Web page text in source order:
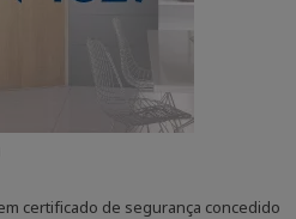
certificado de segurança concedido